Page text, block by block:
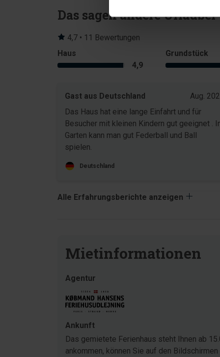
Das sagen andere Urlauber
4,7 • 11 Bewertungen
Haus
4,9
Grundstück
Gast aus Deutschland
Aug.
Das Haus hat eine lange Einfahrt und für
Besucher mit kleinen Kindern gut geeignet .
Garten kann man gut Federball und Ball
spielen.
Deutschland
Alle Erfahrungsberichte anzeigen
Mietinformationen
Agentur
Ankunft
Das gemietete Ferienhaus steht Ihnen ab
ankommen, können Sie auf den